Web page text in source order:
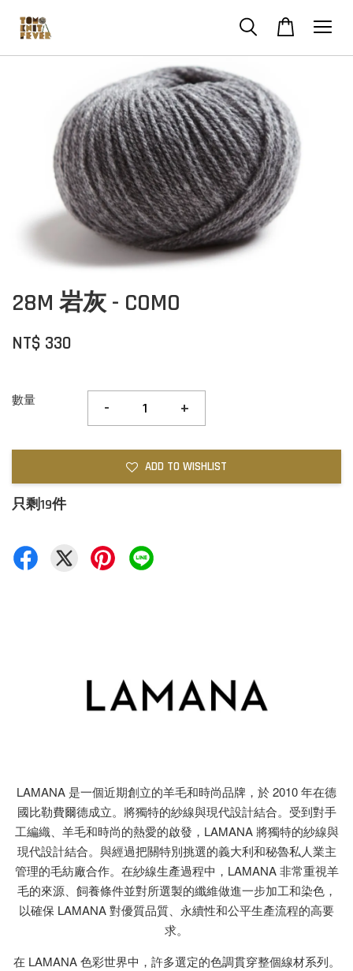
28M 岩灰 - COMO
NT$ 330
數量 - +
ADD TO WISHLIST
只剩19件
LAMANA 是一個近期創立的羊毛和時尚品牌，於 2010 年在德
國比勒費爾德成立。將獨特的紗線與現代設計結合。受到對手
工編織、羊毛和時尚的熱愛的啟發，LAMANA 將獨特的紗線與
現代設計結合。與經過把關特別挑選的義大利和秘魯私人業主
管理的毛紡廠合作。在紗線生產過程中，LAMANA 非常重視羊
毛的來源、飼養條件並對所選製的纖維做進一步加工和染色，
以確保 LAMANA 對優質品質、永續性和公平生產流程的高要
求。
在 LAMANA 色彩世界中，許多選定的色調貫穿整個線材系列。